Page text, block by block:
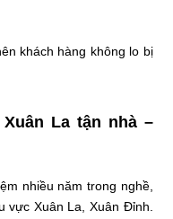
khách hàng không lo bị
La tận nhà –
nhiều năm trong nghề,
vực Xuân La, Xuân Đỉnh.